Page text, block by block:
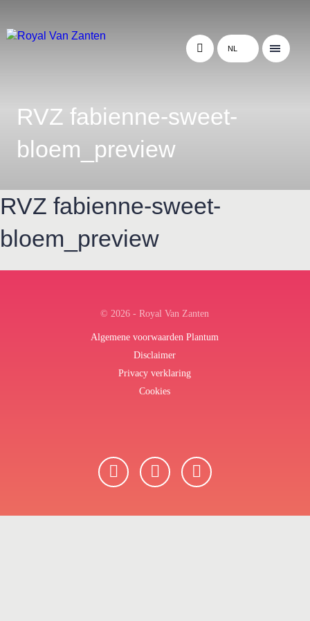
NL
RVZ fabienne-sweet-
bloem_preview
RVZ fabienne-sweet-
bloem_preview
© 2026 - Royal Van Zanten
Algemene voorwaarden Plantum
Disclaimer
Privacy verklaring
Cookies